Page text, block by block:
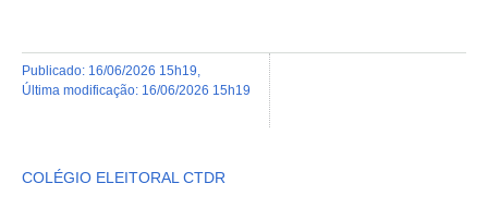
publicado: 16/06/2026 15h19
última modificação: 16/06/2026 15h19
COLÉGIO ELEITORAL CTDR